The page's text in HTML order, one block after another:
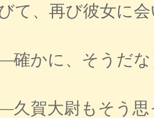
て、再び彼女に
かに、そうだな
賀大尉もそう